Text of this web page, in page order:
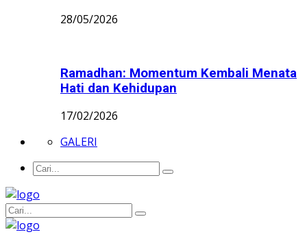
28/05/2026
Ramadhan: Momentum Kembali Menata
Hati dan Kehidupan
17/02/2026
GALERI